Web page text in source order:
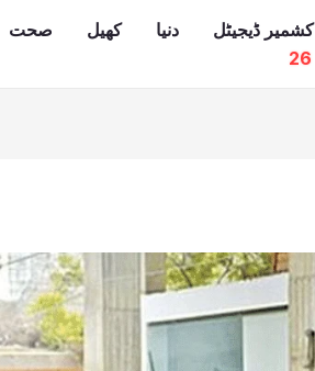
کشمیر ڈیجیٹل دنیا کھیل صحت